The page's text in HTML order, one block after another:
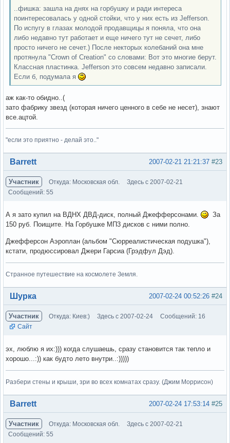
..фишка: зашла на днях на горбушку и ради интереса
поинтересовалась у одной стойки, что у них есть из Jefferson.
По испугу в глазах молодой продавщицы я поняла, что она
либо недавно тут работает и еще ничего тут не сечет, либо
просто ничего не сечет.) После некторых колебаний она мне
протянула "Crown of Creation" со словами: Вот это многие берут.
Классная пластинка. Jefferson это совсем недавно записали.
Если б, подумала я
аж как-то обидно..(
зато фабрику звезд (которая ничего ценного в себе не несет), знают
все.ацтой.
"если это приятно - делай это.."
Вне форума #23
2007-02-21 21:21:37
Barrett
Участник Откуда: Московская обл.
Здесь с 2007-02-21
Сообщений: 55
А я зато купил на ВДНХ ДВД-диск, полный Джефферсонами.
За
150 руб. Поищите. На Горбушке МП3 дисков с ними полно.
Джефферсон Аэроплан (альбом "Сюрреалистическая подушка"),
кстати, продюссировал Джери Гарсиа (Грэдфул Дэд).
Странное путешествие на космолете Земля.
Вне форума #24
2007-02-24 00:52:26
Шурка
Участник Откуда: Киев:) Здесь с 2007-02-24
Сообщений: 16
Сайт
эх, люблю я их:))) когда слушаешь, сразу становится так тепло и
хорошо...:)) как будто лето внутри..:)))))
Разбери стены и крыши, зри во всех комнатах сразу. (Джим Моррисон)
Вне форума #25
2007-02-24 17:53:14
Barrett
Участник Откуда: Московская обл.
Здесь с 2007-02-21
Сообщений: 55